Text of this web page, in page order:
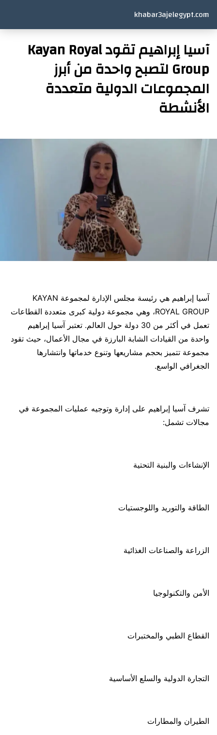
khabar3ajelegypt.com
آسيا إبراهيم تقود Kayan Royal
Group لتصبح واحدة من أبرز
المجموعات الدولية متعددة
الأنشطة
آسيا إبراهيم هي رئيسة مجلس الإدارة لمجموعة KAYAN
ROYAL GROUP، وهي مجموعة دولية كبرى متعددة القطاعات
تعمل في أكثر من 30 دولة حول العالم. تعتبر آسيا إبراهيم
واحدة من القيادات الشابة البارزة في مجال الأعمال، حيث تقود
مجموعة تتميز بحجم مشاريعها وتنوع خدماتها وانتشارها
الجغرافي الواسع.
تشرف آسيا إبراهيم على إدارة وتوجيه عمليات المجموعة في
مجالات تشمل:
الإنشاءات والبنية التحتية
الطاقة والتوريد واللوجستيات
الزراعة والصناعات الغذائية
الأمن والتكنولوجيا
القطاع الطبي والمختبرات
التجارة الدولية والسلع الأساسية
الطيران والمطارات